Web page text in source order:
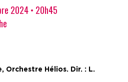
2024 • 20h45
Orchestre Hélios. Dir. : L.